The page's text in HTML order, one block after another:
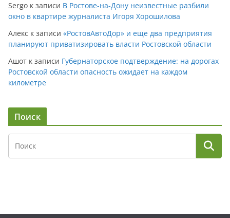
Sergo к записи В Ростове-на-Дону неизвестные разбили
окно в квартире журналиста Игоря Хорошилова
Алекс к записи «РостовАвтоДор» и еще два предприятия
планируют приватизировать власти Ростовской области
Ашот к записи Губернаторское подтверждение: на дорогах
Ростовской области опасность ожидает на каждом
километре
Поиск